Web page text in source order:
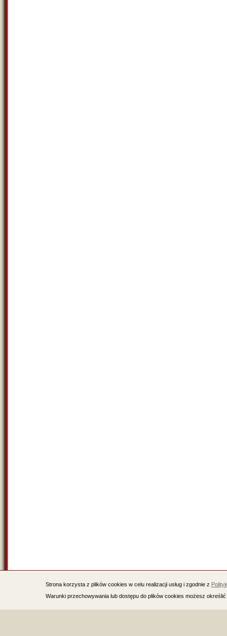
Strona korzysta z plików cookies w celu realizacji usług i zgodnie z
Warunki przechowywania lub dostępu do plików cookies możesz